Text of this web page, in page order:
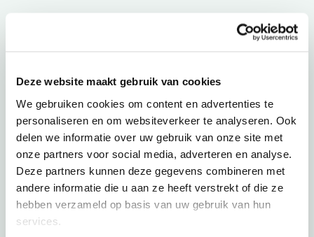
Deze website maakt gebruik van cookies
We gebruiken cookies om content en advertenties te
personaliseren en om websiteverkeer te analyseren. Ook
delen we informatie over uw gebruik van onze site met
onze partners voor social media, adverteren en analyse.
Deze partners kunnen deze gegevens combineren met
andere informatie die u aan ze heeft verstrekt of die ze
hebben verzameld op basis van uw gebruik van hun
services.
Uncategorized
Deze zomer hebben de meeste geldverstrekkers hun
hypotheekrente verlaagd, waaronder ABN AMRO, ING en
SNS. …
Lees meer